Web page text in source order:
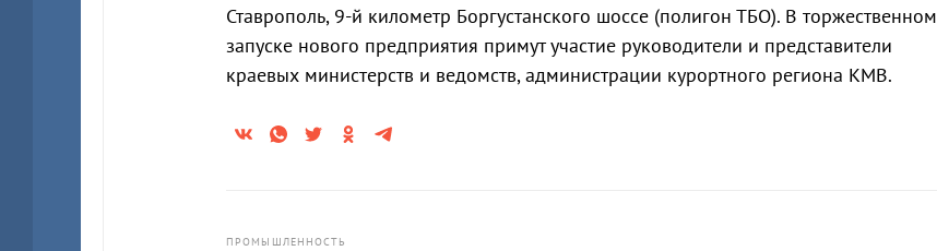
Ставрополь, 9-й километр Боргустанского шоссе (полигон ТБО). В торжественном
запуске нового предприятия примут участие руководители и представители
краевых министерств и ведомств, администрации курортного региона КМВ.
ПРОМЫШЛЕННОСТЬ